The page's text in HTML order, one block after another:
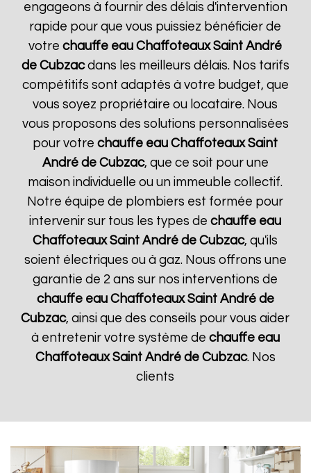
engageons à fournir des délais d'intervention
rapide pour que vous puissiez bénéficier de
votrechauffe eau Chaffoteaux Saint André
de Cubzacdans les meilleurs délais. Nos tarifs
compétitifs sont adaptés à votre budget, que
vous soyez propriétaire ou locataire. Nous
vous proposons des solutions personnalisées
pour votrechauffe eau Chaffoteaux Saint
André de Cubzac, que ce soit pour une
maison individuelle ou un immeuble collectif.
Notre équipe de plombiers est formée pour
intervenir sur tous les types dechauffe eau
Chaffoteaux Saint André de Cubzac, qu'ils
soient électriques ou à gaz. Nous offrons une
garantie de 2 ans sur nos interventions de
chauffe eau Chaffoteaux Saint André de
Cubzac, ainsi que des conseils pour vous aider
à entretenir votre système de chauffe eau
Chaffoteaux Saint André de Cubzac. Nos
clients